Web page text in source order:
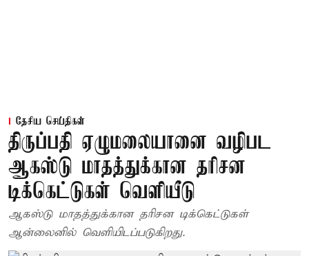
தேசிய செய்திகள்
திருப்பதி ஏழுமலையானை வழிபட
ஆகஸ்டு மாதத்துக்கான தரிசன
டிக்கெட்டுகள் வெளியீடு
ஆகஸ்டு மாதத்துக்கான தரிசன டிக்கெட்டுகள்
ஆன்லைனில் வெளியிடப்படுகிறது.